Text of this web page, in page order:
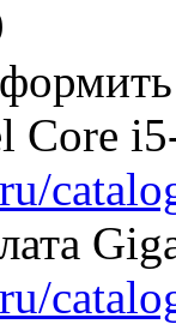
Core